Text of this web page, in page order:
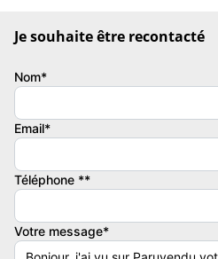
Je souhaite être recontacté
Nom*
Email*
Téléphone **
Votre message*